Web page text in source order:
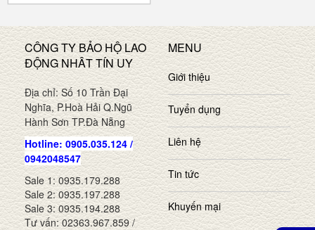
CÔNG TY BẢO HỘ LAO
ĐỘNG NHÂT TÍN UY
Địa chỉ: Số 10 Trần Đại
Nghĩa, P.Hoà Hải Q.Ngũ
Hành Sơn TP.Đà Nẵng
Hotline: 0905.035.124 /
0942048547
Sale 1: 0935.179.288
Sale 2: 0935.197.288
Sale 3: 0935.194.288
Tư vấn: 02363.967.859 /
MENU
Giới thiệu
Tuyển dụng
Liên hệ
Tin tức
Khuyến mại